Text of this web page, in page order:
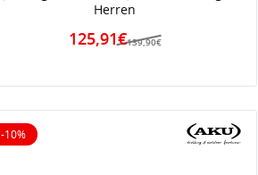
Herren
139,90€
125,91€
-10%
10% reduziert